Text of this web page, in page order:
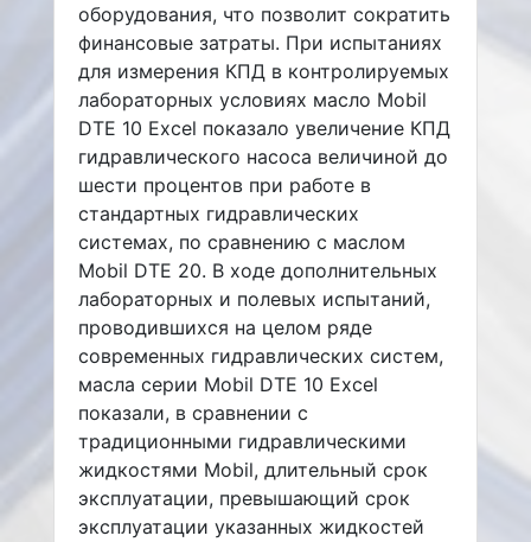
оборудования, что позволит сократить
финансовые затраты. При испытаниях
для измерения КПД в контролируемых
лабораторных условиях масло Mobil
DTE 10 Excel показало увеличение КПД
гидравлического насоса величиной до
шести процентов при работе в
стандартных гидравлических
системах, по сравнению с маслом
Mobil DTE 20. В ходе дополнительных
лабораторных и полевых испытаний,
проводившихся на целом ряде
современных гидравлических систем,
масла серии Mobil DTE 10 Excel
показали, в сравнении с
традиционными гидравлическими
жидкостями Mobil, длительный срок
эксплуатации, превышающий срок
эксплуатации указанных жидкостей